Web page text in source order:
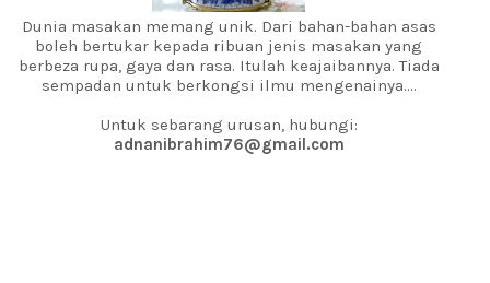
Dunia masakan memang unik. Dari bahan-bahan asas
boleh bertukar kepada ribuan jenis masakan yang
berbeza rupa, gaya dan rasa. Itulah keajaibannya. Tiada
sempadan untuk berkongsi ilmu mengenainya....
Untuk sebarang urusan, hubungi:
adnanibrahim76@gmail.com